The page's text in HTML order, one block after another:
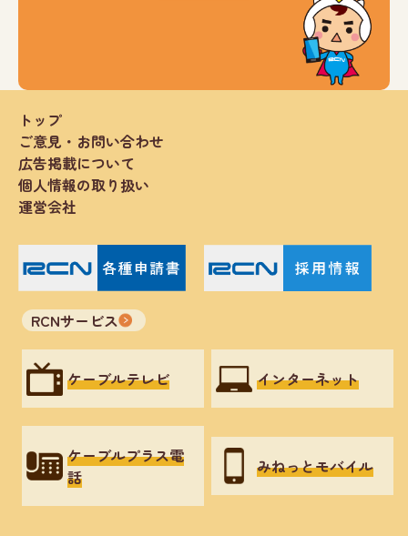
トップ
ご意見・お問い合わせ
広告掲載について
個人情報の取り扱い
運営会社
RCNサービス
ケーブルテレビ インターネット
ケーブルプラス電
話
みねっとモバイル